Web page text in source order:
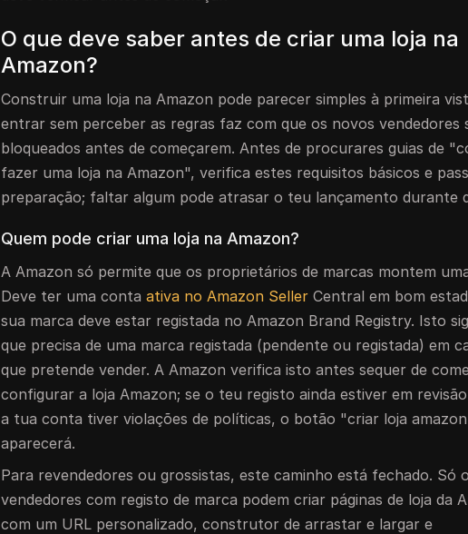
O que deve saber antes de criar uma loja na
Amazon?
Construir uma loja na Amazon pode parecer simples à primeira
entrar sem perceber as regras faz com que os novos vendedores
bloqueados antes de começarem. Antes de procurares guias de
fazer uma loja na Amazon", verifica estes requisitos básicos e
preparação; faltar algum pode atrasar o teu lançamento durante
Quem pode criar uma loja na Amazon?
A Amazon só permite que os proprietários de marcas montem
Deve ter uma contaativa no Amazon Seller Central em bom
sua marca deve estar registada no Amazon Brand Registry. Isto
que precisa de uma marca registada (pendente ou registada) em
que pretende vender. A Amazon verifica isto antes sequer de
configurar a loja Amazon; se o teu registo ainda estiver em
a tua conta tiver violações de políticas, o botão "criar loja
aparecerá.
Para revendedores ou grossistas, este caminho está fechado. Só
vendedores com registo de marca podem criar páginas de loja da
com um URL personalizado, construtor de arrastar e largar e